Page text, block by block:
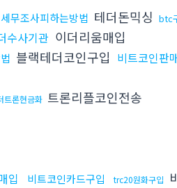
세무조사피하는방법 테더돈믹싱 btc
수사기관 이더리움매입
블랙테더코인구입 비트코인판
트론현금화 트론리플코인전송
입 비트코인카드구입 trc20원화구입